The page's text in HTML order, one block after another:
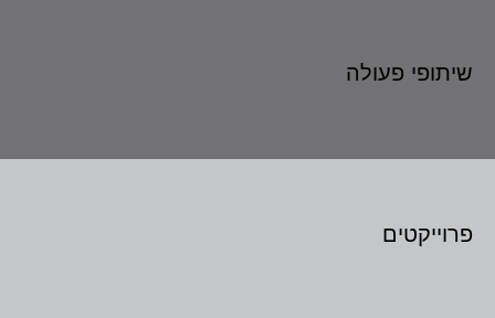
שיתופי פעולה
פרוייקטים